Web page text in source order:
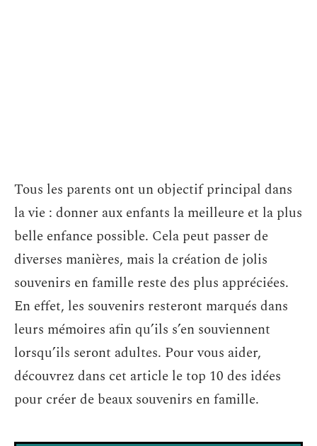
Tous les parents ont un objectif principal dans
la vie : donner aux enfants la meilleure et la plus
belle enfance possible. Cela peut passer de
diverses manières, mais la création de jolis
souvenirs en famille reste des plus appréciées.
En effet, les souvenirs resteront marqués dans
leurs mémoires afin qu’ils s’en souviennent
lorsqu’ils seront adultes. Pour vous aider,
découvrez dans cet article le top 10 des idées
pour créer de beaux souvenirs en famille.